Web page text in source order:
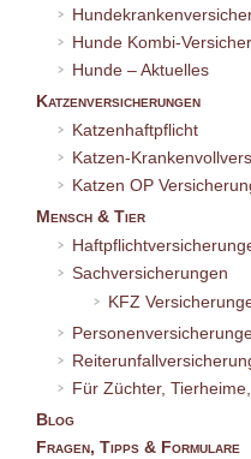
Hunde Kombi-
Hunde – Aktuelles
Katzenversicherungen
Katzenhaftpflicht
Katzen-
Katzen OP
Mensch & Tier
Sachversicherungen
KFZ
Für Züchter,
Blog
Fragen, Tipps & Formulare